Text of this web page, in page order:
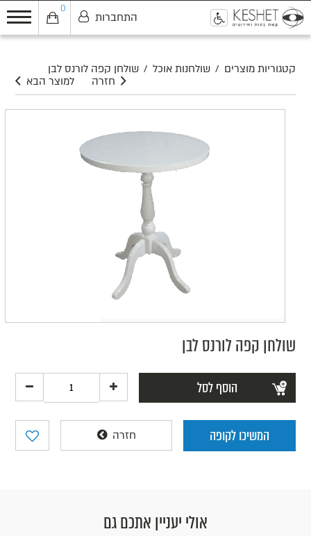
0
התחברות
קטגוריות מוצרים / שולחנות אוכל / שולחן קפה לורנס לבן
למוצר הבא
חזרה
שולחן קפה לורנס לבן
הוסף לסל
המשיכו לקופה חזרה
אולי יעניין אתכם גם